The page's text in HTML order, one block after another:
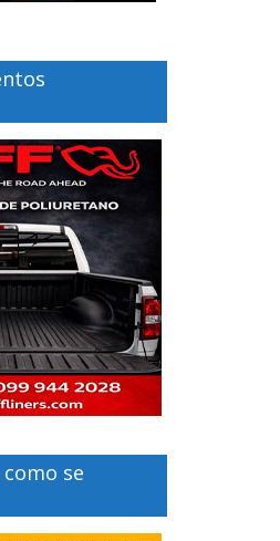
se